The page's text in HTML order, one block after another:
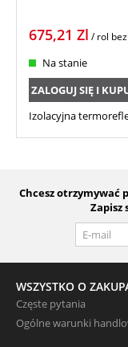
675,21 Zl / rol
Na stanie
ZALOGUJ SIĘ I
Izolacyjna
Chcesz otrzymywać
Zapisz
WSZYSTKO O
Częste pytania
Ogólne warunki